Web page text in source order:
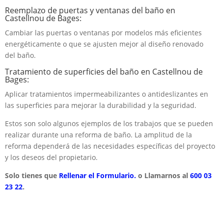
Reemplazo de puertas y ventanas del baño en
Castellnou de Bages:
Cambiar las puertas o ventanas por modelos más eficientes
energéticamente o que se ajusten mejor al diseño renovado
del baño.
Tratamiento de superficies del baño en Castellnou de
Bages:
Aplicar tratamientos impermeabilizantes o antideslizantes en
las superficies para mejorar la durabilidad y la seguridad.
Estos son solo algunos ejemplos de los trabajos que se pueden
realizar durante una reforma de baño. La amplitud de la
reforma dependerá de las necesidades específicas del proyecto
y los deseos del propietario.
Solo tienes que Rellenar el Formulario. o Llamarnos al 600 03
23 22.